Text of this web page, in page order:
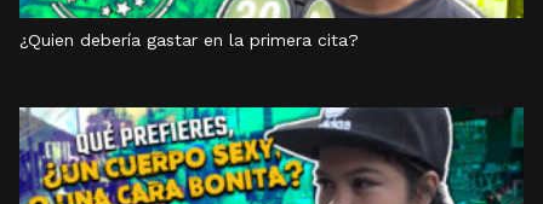
¿Quien debería gastar en la primera cita?